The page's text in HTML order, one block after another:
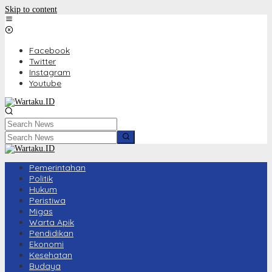
Skip to content
Facebook
Twitter
Instagram
Youtube
Pemerintahan
Politik
Hukum
Peristiwa
Migas
Warta Apik
Pendidikan
Ekonomi
Kesehatan
Budaya